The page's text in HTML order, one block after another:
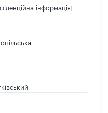
інформація]